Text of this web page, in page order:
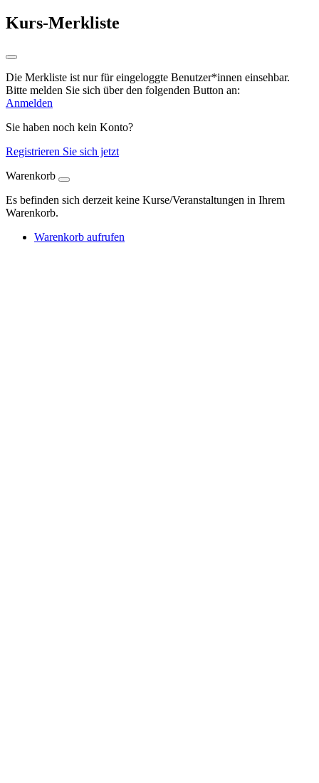
Kurs-Merkliste
Die Merkliste ist nur für eingeloggte Benutzer*innen einsehbar.
Bitte melden Sie sich über den folgenden Button an:
Anmelden
Sie haben noch kein Konto?
Registrieren Sie sich jetzt
Warenkorb
Es befinden sich derzeit keine Kurse/Veranstaltungen in Ihrem
Warenkorb.
Warenkorb aufrufen